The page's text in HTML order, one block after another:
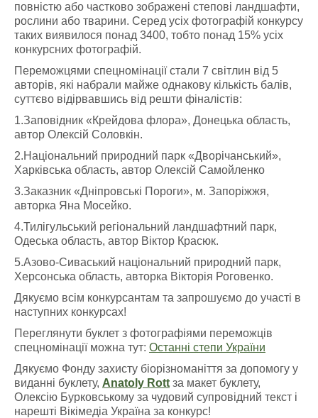
повністю або частково зображені степові ландшафти,
рослини або тварини. Серед усіх фотографій конкурсу
таких виявилося понад 3400, тобто понад 15% усіх
конкурсних фотографій.
Переможцями спецномінації стали 7 світлин від 5
авторів, які набрали майже однакову кількість балів,
суттєво відірвавшись від решти фіналістів:
1.Заповідник «Крейдова флора», Донецька область,
автор Олексій Соловкін.
2.Національний природний парк «Дворічанський»,
Харківська область, автор Олексій Самойленко
3.Заказник «Дніпровські Пороги», м. Запоріжжя,
авторка Яна Мосейко.
4.Тилігульський регіональний ландшафтний парк,
Одеська область, автор Віктор Красюк.
5.Азово-Сиваський національний природний парк,
Херсонська область, авторка Вікторія Роговенко.
Дякуємо всім конкурсантам та запрошуємо до участі в
наступних конкурсах!
Переглянути буклет з фотографіями переможців
спецномінації можна тут: Останні степи України
Дякуємо Фонду захисту біорізноманіття за допомогу у
виданні буклету, Anatoly Rott за макет буклету,
Олексію Бурковському за чудовий супровідний текст і
нарешті Вікімедіа Україна за конкурс!